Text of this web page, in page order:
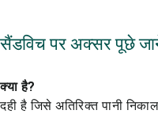
पर अक्सर पूछे
है?
है जिसे अतिरिक्त पानी